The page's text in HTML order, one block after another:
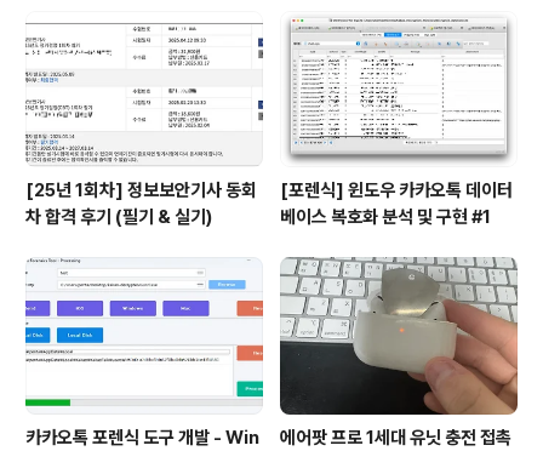
되어 있으므로 사건 응답 조사에 특히 유용할 수 있습니다.
Magnet RAM Capture 또는 타사 제품으로 대상 컴퓨
[25년 1회차] 정보보안기사 동회
차 합격 후기 (필기 & 실기)
[포렌식] 윈도우 카카오톡 데이터
베이스 복호화 분석 및 구현 #1
카카오톡 포렌식 도구 개발 - Win
에어팟 프로 1세대 유닛 충전 접촉